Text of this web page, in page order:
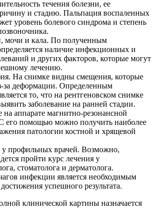
течения болезни, ее
и стадию. Пальпация воспаленных
уровень болевого синдрома и степень
мочи и кала. По полученным
наличие инфекционных и
и других факторов, которые могут
лечению.
На снимке видны смещения, которые
за деформации. Определенным
то, что на рентгеновском снимке
заболевание на ранней стадии.
на аппарате магнитно-резонансной
его помощью можно получить наиболее
патологии костной и хрящевой
у профильных врачей. Возможно,
пройти курс лечения у
стоматолога и дерматолога.
инфекции является необходимым
успешного результата.
клинической картины назначается